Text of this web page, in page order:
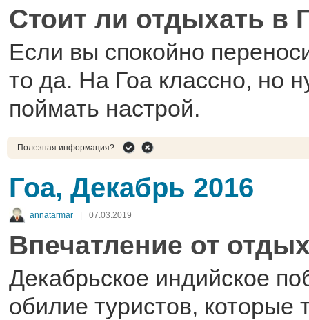
Стоит ли отдыхать в
Если вы спокойно
то да. На Гоа классно, но
поймать настрой.
Полезная информация?
Гоа, Декабрь 2016
annatarmar | 07.03.2019
Впечатление от
Декабрьское индийское
обилие туристов, которые